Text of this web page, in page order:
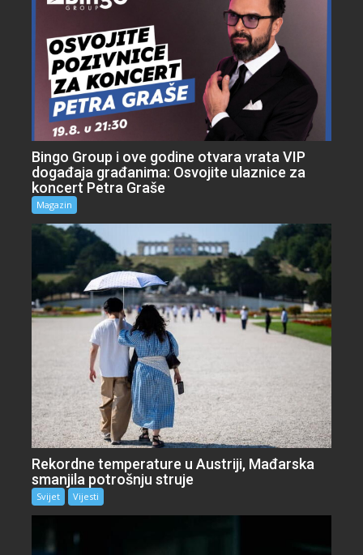
Bingo Group i ove godine otvara vrata VIP
događaja građanima: Osvojite ulaznice za
koncert Petra Graše
Magazin
Rekordne temperature u Austriji, Mađarska
smanjila potrošnju struje
Svijet Vijesti